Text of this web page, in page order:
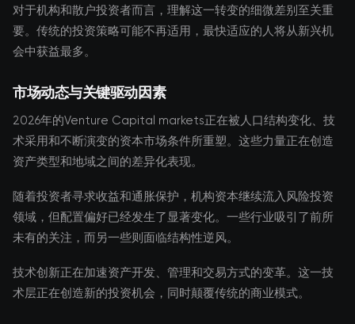
对于机构和散户投资者而言，理解这一转变的细微差别至关重
要。传统的投资策略可能不再适用，最快适应的人将从新兴机
会中获益最多。
市场动态与关键驱动因素
2026年的Venture Capital markets正在被人口结构变化、技
术采用和不断演变的资本市场条件所重塑。这些力量正在创造
资产类型和地域之间的差异化表现。
随着投资者寻求收益和通胀保护，机构资本继续流入风险投资
领域，但配置偏好已经发生了显著变化。一些行业吸引了前所
未有的关注，而另一些则面临结构性逆风。
技术创新正在加速资产开发、管理和交易方式的变革。这一技
术层正在创造新的投资机会，同时颠覆传统的商业模式。